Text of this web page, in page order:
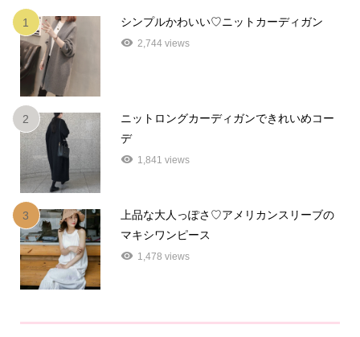
1 シンプルかわいい♡ニットカーディガン
2,744 views
2
ニットロングカーディガンできれいめコー
デ
1,841 views
3
上品な大人っぽさ♡アメリカンスリーブの
マキシワンピース
1,478 views